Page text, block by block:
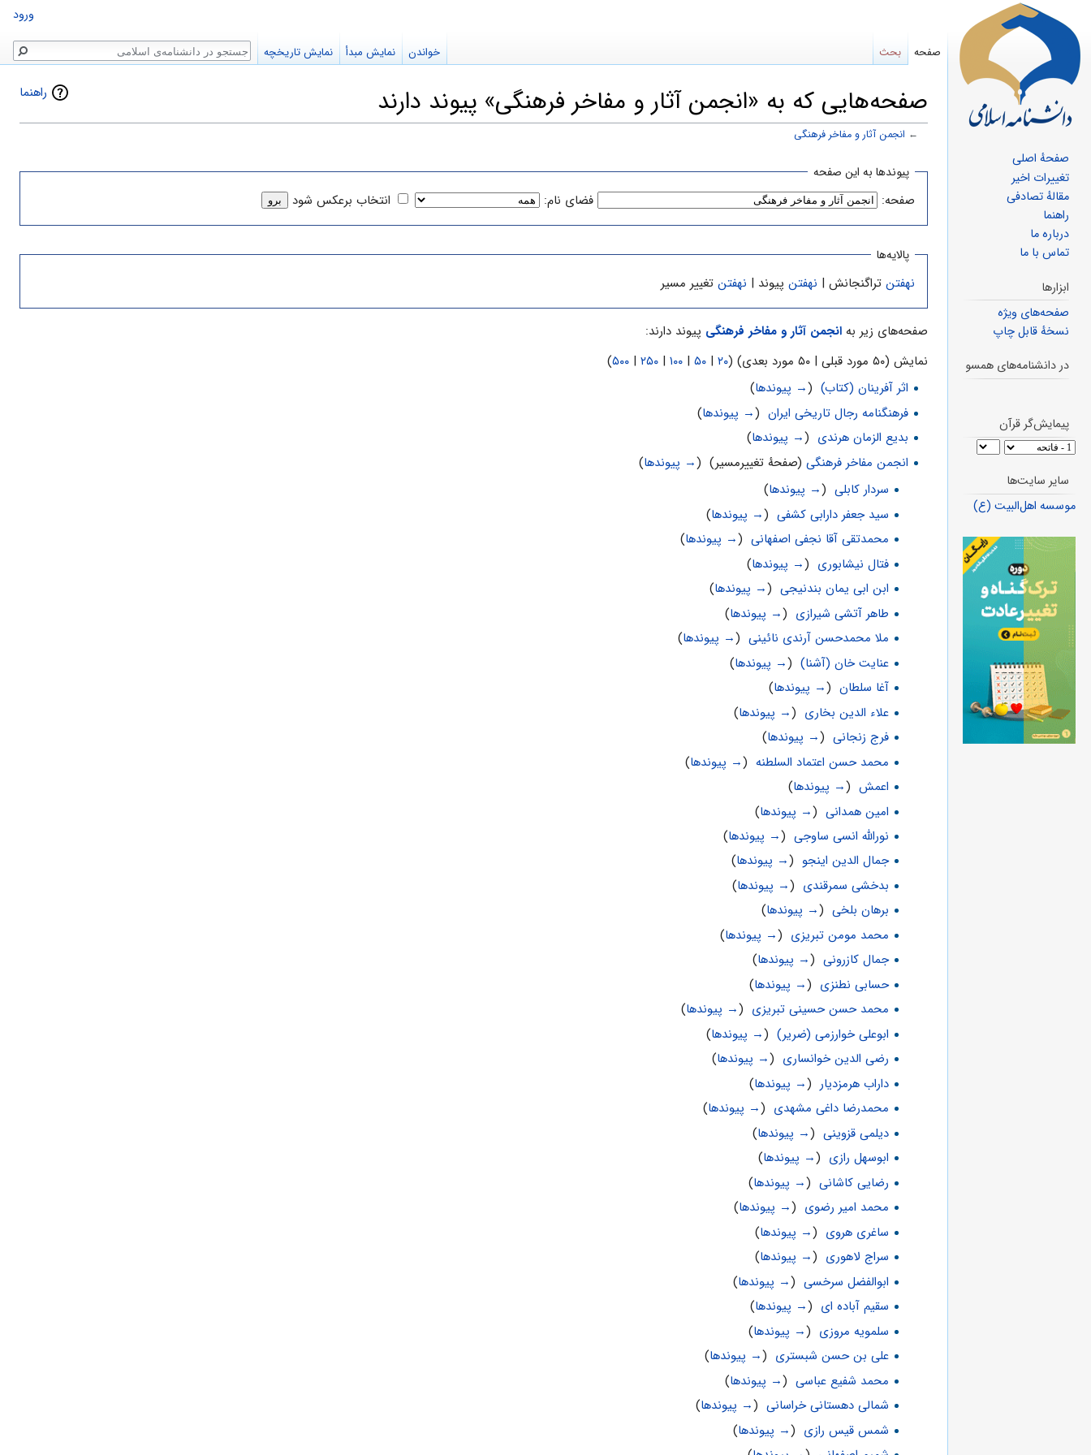
راهنما صفحه‌هایی که به «انجمن آثار و مفاخر فرهنگی» پیوند دارند
← انجمن آثار و مفاخر فرهنگی
پیوندها به این صفحه
صفحه: فضای نام: انتخاب برعکس شود
پالایه‌ها
نهفتنتراگنجانش | نهفتنپیوند | نهفتنتغییر مسیر
صفحه‌های زیر به انجمن آثار و مفاخر فرهنگی پیوند دارند:
نمایش (۵۰ مورد قبلی | ۵۰ مورد بعدی) (
۲۰ | ۵۰ | ۱۰۰ | ۲۵۰ | ۵۰۰)
اثر آفرینان (کتاب)‏
(→ پیوندها)
فرهنگنامه رجال تاریخی ایران‏
(→ پیوندها)
بدیع الزمان هرندی (→ پیوندها)
انجمن مفاخر فرهنگی(صفحهٔ تغییرمسیر) ‏ (→ پیوندها)
سردار کابلی‏
(→ پیوندها)
سید جعفر دارابی کشفی‏
(→ پیوندها)
محمدتقی آقا نجفی اصفهانی‏
(→ پیوندها)
فتال نیشابوری (→ پیوندها)
ابن ابی یمان بندنیجی‏
(→ پیوندها)
طاهر آتشی شیرازی (→ پیوندها)
ملا محمدحسن آرندی نائینی‏
(→ پیوندها)
عنایت خان (آشنا)‏
(→ پیوندها)
آغا سلطان‏
(→ پیوندها)
علاء الدین بخاری (→ پیوندها)
فرج زنجانی‏
(→ پیوندها)
محمد حسن اعتماد السلطنه‏
(→ پیوندها)
اعمش‏
(→ پیوندها)
امین همدانی‏
(→ پیوندها)
نورالله انسی ساوجی‏
(→ پیوندها)
جمال الدین اینجو (→ پیوندها)
بدخشی سمرقندی (→ پیوندها)
برهان بلخی‏
(→ پیوندها)
محمد مومن تبریزی (→ پیوندها)
جمال کازرونی‏
(→ پیوندها)
حسابی نطنزی (→ پیوندها)
محمد حسن حسینی تبریزی (→ پیوندها)
ابوعلی خوارزمی (ضریر)‏
(→ پیوندها)
رضی الدین خوانساری (→ پیوندها)
داراب هرمزدیار‏
(→ پیوندها)
محمدرضا داغی مشهدی (→ پیوندها)
دیلمی قزوینی‏
(→ پیوندها)
ابوسهل رازی (→ پیوندها)
رضایی کاشانی‏
(→ پیوندها)
محمد امیر رضوی (→ پیوندها)
ساغری هروی (→ پیوندها)
سراج لاهوری (→ پیوندها)
ابوالفضل سرخسی‏
(→ پیوندها)
سقیم آباده ای (→ پیوندها)
سلمویه مروزی (→ پیوندها)
علی بن حسن شبستری (→ پیوندها)
محمد شفیع عباسی‏
(→ پیوندها)
شمالی دهستانی خراسانی‏
(→ پیوندها)
شمس قیس رازی (→ پیوندها)
ورود
صفحه بحث خواندن نمایش مبدأ نمایش تاریخچه جستجو
صفحهٔ اصلی
تغییرات اخیر
مقالهٔ تصادفی
راهنما
درباره ما
تماس با ما
ابزارها
صفحه‌های ویژه
نسخهٔ قابل چاپ
در دانشنامه‌های همسو
پیمایش‌گر قرآن
سایر سایت‌ها
موسسه اهل‌البیت (ع)